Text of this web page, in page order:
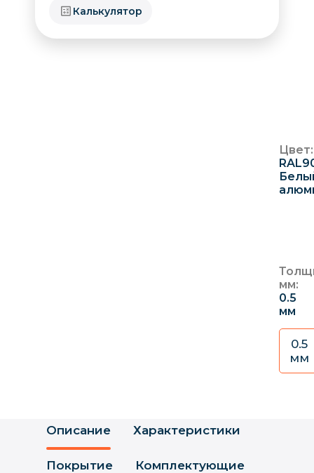
Калькулятор
Цвет:
мм:
0.5
мм
0.5
мм
Описание Характеристики
Покрытие
Комплектующие